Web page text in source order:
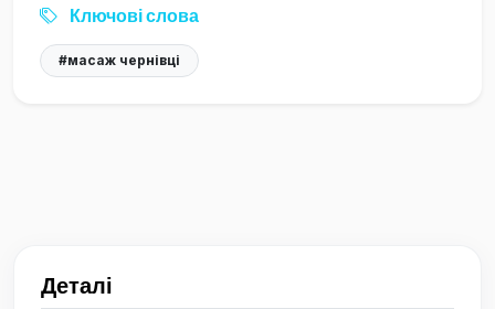
Ключові слова
#масаж чернівці
Деталі